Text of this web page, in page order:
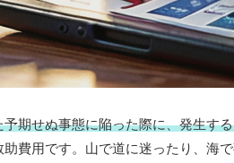
期せぬ事態に陥った際に、発生す
費用です。山で道に迷ったり、海